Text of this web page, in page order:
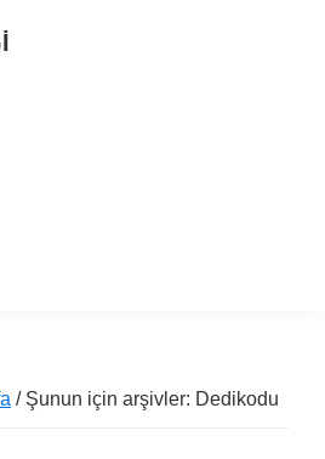
/ Şunun için arşivler: Dedikodu